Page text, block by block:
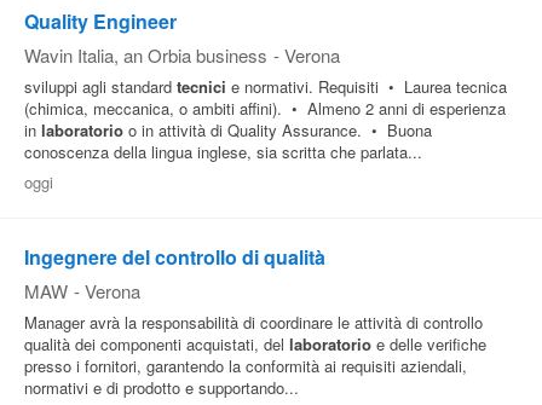
Quality Engineer
Wavin Italia, an Orbia business - Verona
sviluppi agli standard tecnici e normativi. Requisiti • Laurea tecnica
(chimica, meccanica, o ambiti affini). • Almeno 2 anni di esperienza
in laboratorio o in attività di Quality Assurance. • Buona
conoscenza della lingua inglese, sia scritta che parlata...
oggi
Ingegnere del controllo di qualità
MAW - Verona
Manager avrà la responsabilità di coordinare le attività di controllo
qualità dei componenti acquistati, del laboratorio e delle verifiche
presso i fornitori, garantendo la conformità ai requisiti aziendali,
normativi e di prodotto e supportando...